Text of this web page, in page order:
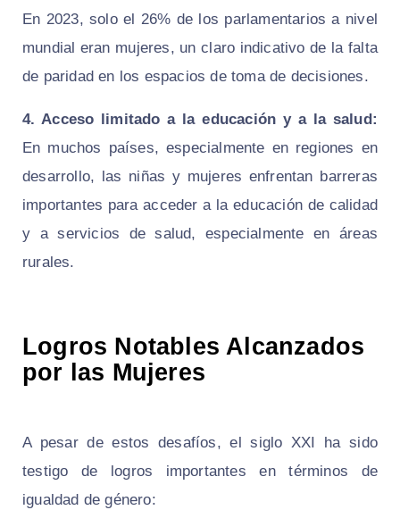
En 2023, solo el 26% de los parlamentarios a nivel
mundial eran mujeres, un claro indicativo de la falta
de paridad en los espacios de toma de decisiones.
4. Acceso limitado a la educación y a la salud:
En muchos países, especialmente en regiones en
desarrollo, las niñas y mujeres enfrentan barreras
importantes para acceder a la educación de calidad
y a servicios de salud, especialmente en áreas
rurales.
Logros Notables Alcanzados
por las Mujeres
A pesar de estos desafíos, el siglo XXI ha sido
testigo de logros importantes en términos de
igualdad de género: